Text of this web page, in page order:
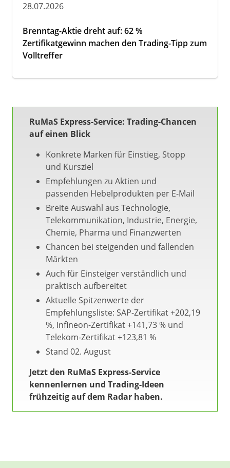
28.07.2026
Brenntag-Aktie dreht auf: 62 %
Zertifikatgewinn machen den Trading-Tipp zum
Volltreffer
RuMaS Express-Service: Trading-Chancen
auf einen Blick
Konkrete Marken für Einstieg, Stopp
und Kursziel
Empfehlungen zu Aktien und
passenden Hebelprodukten per E-Mail
Breite Auswahl aus Technologie,
Telekommunikation, Industrie, Energie,
Chemie, Pharma und Finanzwerten
Chancen bei steigenden und fallenden
Märkten
Auch für Einsteiger verständlich und
praktisch aufbereitet
Aktuelle Spitzenwerte der
Empfehlungsliste: SAP-Zertifikat +202,19
%, Infineon-Zertifikat +141,73 % und
Telekom-Zertifikat +123,81 %
Stand 02. August
Jetzt den RuMaS Express-Service
kennenlernen und Trading-Ideen
frühzeitig auf dem Radar haben.